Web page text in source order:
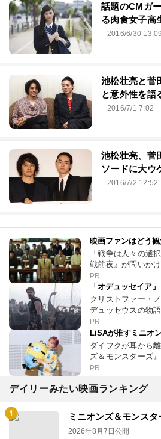
話題のCMガ
る肉食女子高
2016/6/30 13:09
池松壮亮と菅
と意外性を語
2016/7/1 7:02
池松壮亮、菅
ソードに大ウ
2016/7/2 12:52
映画ファンはどう観
「戦争は人々の選
戦前夜』が問いか
PR
「オデュッセイア
クリストファー・
デュッセウスの物語
PR
LiSAが推すミニオ
ダイフクが耳から
ズ＆モンスターズ
PR
デイリーみたい映画ランキング
ミニオンズ＆モンスタ
2026年8月7日公開